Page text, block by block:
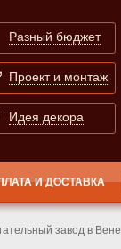
Разный бюджет
Проект и монтаж
Идея декора
И ДОСТАВКА
завод в Вене